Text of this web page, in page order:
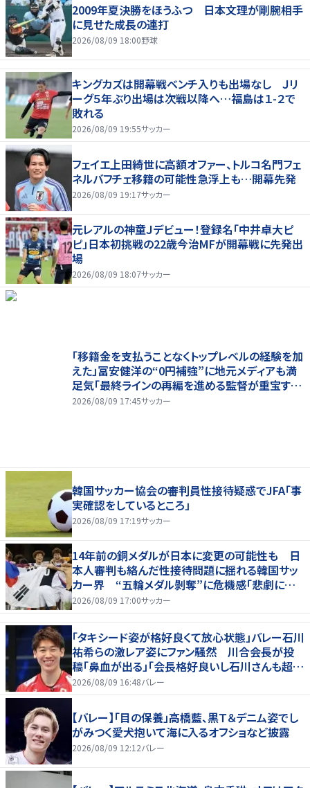
2009年夏決勝をほうふつ 日本文理が剛腕相手
に見せた成長の連打
2026/08/09 18:00野球
キングカズは開幕戦ベンチ入りも出場なし Ｊリ
ーグ５年ぶり出場は次戦以降へ…福島は１-２で
敗れる
2026/08/09 19:55サッカー
フェイエ上田綺世に高額オファー、トルコ名門フェ
ネルバフチェ移籍の可能性急浮上も…開幕先発
2026/08/09 19:17サッカー
元レアルの神童Ｊデビュー！登録名「中井卓大ピ
ピ」日本初挑戦の22歳今治MFが開幕戦に先発出
場
2026/08/09 18:07サッカー
「移籍金を支払うことなくトップレベルの経験を加
えた」冨安健洋の“0円補強”に地元メディアも満
足気「最終ラインの再編を進める監督が重宝する
柔軟性を備えている」
2026/08/09 17:45サッカー
韓国サッカー協会の審判員性接待疑惑でJFA「事
実確認をしているところ」
2026/08/09 17:19サッカー
14年前の銅メダルが日本に変更の可能性も 日
本人審判も絡んだ性接待問題に揺れる韓国サッ
カー界 “五輪メダル剝奪”に危機感「悲劇に見
舞われる」
2026/08/09 17:00サッカー
「タキシード姿が格好良くて放心状態」バレー石川
祐希らの激レア姿にファン騒然 川合会長が投
稿「鼻血が出る」「会長格好良いし石川さんも超格
好いい」
2026/08/09 16:48バレー
【バレー】「目の保養」高橋藍、黒Ｔ＆デニム姿でし
がみつく愛犬抱いて海に入るオフショなど披露
2026/08/09 12:12バレー